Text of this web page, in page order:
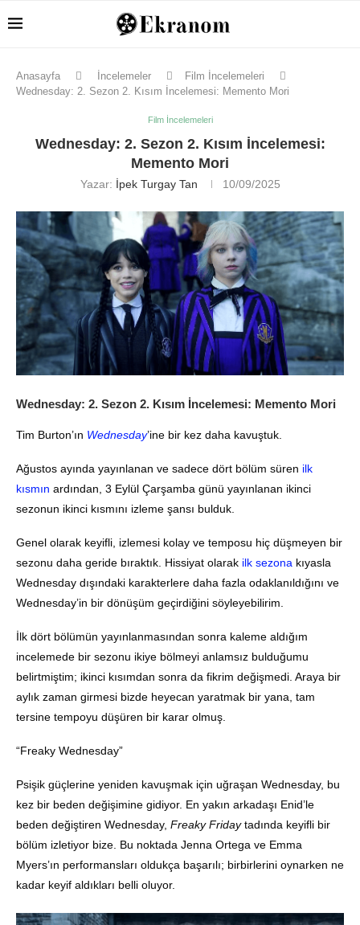
Anasayfa İncelemeler
Film İncelemeleri
Wednesday: 2. Sezon 2. Kısım İncelemesi: Memento Mori
Film İncelemeleri
Wednesday: 2. Sezon 2. Kısım İncelemesi:
Memento Mori
Yazar: İpek Turgay Tan 10/09/2025
Wednesday: 2. Sezon 2. Kısım İncelemesi: Memento Mori
Tim Burton’ın Wednesday’ine bir kez daha kavuştuk.
Ağustos ayında yayınlanan ve sadece dört bölüm süren ilk
kısmın ardından, 3 Eylül Çarşamba günü yayınlanan ikinci
sezonun ikinci kısmını izleme şansı bulduk.
Genel olarak keyifli, izlemesi kolay ve temposu hiç düşmeyen bir
sezonu daha geride bıraktık. Hissiyat olarak ilk sezona kıyasla
Wednesday dışındaki karakterlere daha fazla odaklanıldığını ve
Wednesday’in bir dönüşüm geçirdiğini söyleyebilirim.
İlk dört bölümün yayınlanmasından sonra kaleme aldığım
incelemede bir sezonu ikiye bölmeyi anlamsız bulduğumu
belirtmiştim; ikinci kısımdan sonra da fikrim değişmedi. Araya bir
aylık zaman girmesi bizde heyecan yaratmak bir yana, tam
tersine tempoyu düşüren bir karar olmuş.
“Freaky Wednesday”
Psişik güçlerine yeniden kavuşmak için uğraşan Wednesday, bu
kez bir beden değişimine gidiyor. En yakın arkadaşı Enid’le
beden değiştiren Wednesday, Freaky Fridaytadında keyifli bir
bölüm izletiyor bize. Bu noktada Jenna Ortega ve Emma
Myers’ın performansları oldukça başarılı; birbirlerini oynarken ne
kadar keyif aldıkları belli oluyor.